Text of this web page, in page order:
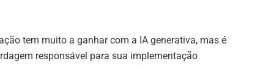
tem muito a ganhar com a IA generativa, mas é
responsável para sua implementação